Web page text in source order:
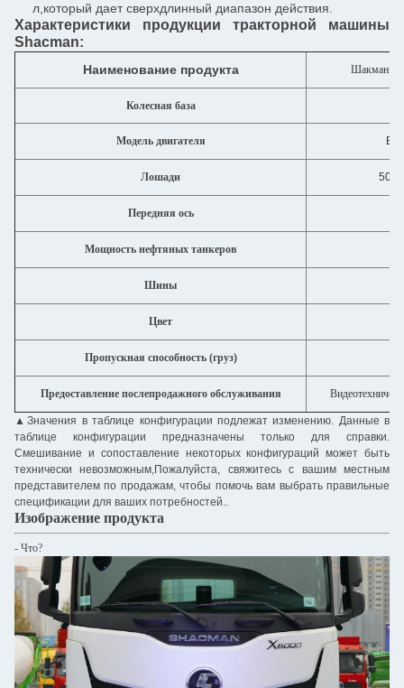
л,который дает сверхдлинный диапазон действия.
Характеристики продукции тракторной машины
Shacman:
Наименование продукта Шакман
Колесная база
Модель двигателя
Лошади 500-
Передняя ось
Мощность нефтяных танкеров
Шины
Цвет
Пропускная способность (груз)
Предоставление послепродажного обслуживания
▲Значения в таблице конфигурации подлежат изменению. Данные в
таблице конфигурации предназначены только для справки.
Смешивание и сопоставление некоторых конфигураций может быть
технически невозможным,Пожалуйста, свяжитесь с вашим местным
представителем по продажам, чтобы помочь вам выбрать правильные
спецификации для ваших потребностей..
Изображение продукта
- Что?